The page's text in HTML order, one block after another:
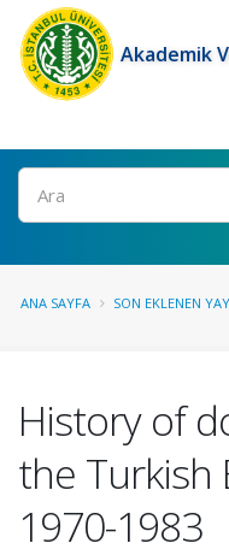
Akademik
Ara
ANA SAYFA SON EKLENEN
History of
the Turkish
1970-1983